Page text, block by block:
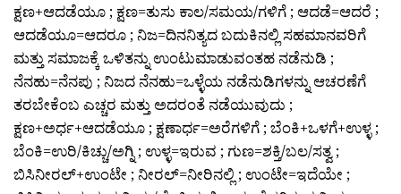
ಕ್ಷಣ+ಆದಡೆಯೂ ; ಕ್ಷಣ=ತುಸು ಕಾಲ/ಸಮಯ/ಗಳಿಗೆ ; ಆದಡೆ=ಆದರೆ ;
ಆದಡೆಯೂ=ಆದರೂ ; ನಿಜ=ದಿನನಿತ್ಯದ ಬದುಕಿನಲ್ಲಿ ಸಹಮಾನವರಿಗೆ
ಮತ್ತು ಸಮಾಜಕ್ಕೆ ಒಳಿತನ್ನು ಉಂಟುಮಾಡುವಂತಹ ನಡೆನುಡಿ ;
ನೆನಹು=ನೆನಪು ; ನಿಜದ ನೆನಹು=ಒಳ್ಳೆಯ ನಡೆನುಡಿಗಳನ್ನು ಆಚರಣೆಗೆ
ತರಬೇಕೆಂಬ ಎಚ್ಚರ ಮತ್ತು ಅದರಂತೆ ನಡೆಯುವುದು ;
ಕ್ಷಣ+ಅರ್ಧ+ಆದಡೆಯೂ ; ಕ್ಷಣಾರ್ಧ=ಅರೆಗಳಿಗೆ ; ಬೆಂಕಿ+ಒಳಗೆ+ಉಳ್ಳ ;
ಬೆಂಕಿ=ಉರಿ/ಕಿಚ್ಚು/ಅಗ್ನಿ ; ಉಳ್ಳ=ಇರುವ ; ಗುಣ=ಶಕ್ತಿ/ಬಲ/ಸತ್ವ ;
ಬಿಸಿನೀರಲ್+ಉಂಟೇ ; ನೀರಲ್=ನೀರಿನಲ್ಲಿ ; ಉಂಟೇ=ಇದೆಯೇ ;